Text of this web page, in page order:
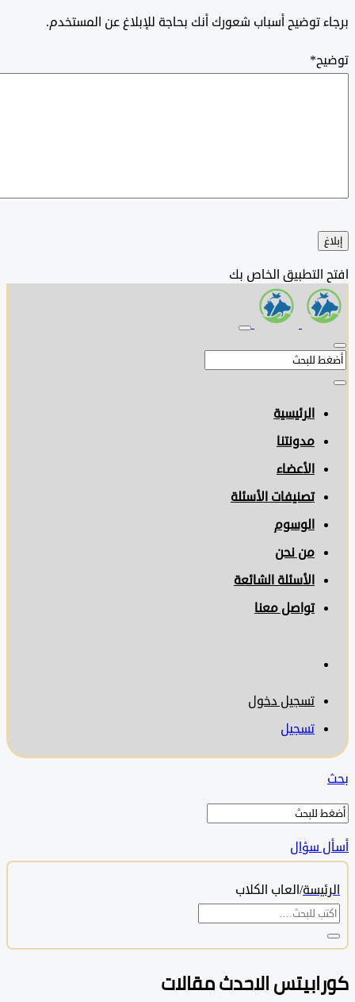
توضيح أسباب شعورك أنك بحاجة للإبلاغ عن المستخدم.
*
التطبيق الخاص بك
الرئيسية
مدونتنا
الأعضاء
تصنيفات الأسئلة
الوسوم
من نحن
الأسئلة الشائعة
تواصل معنا
تسجيل دخول
تسجيل
سؤال
/العاب الكلاب
الاحدث مقالات